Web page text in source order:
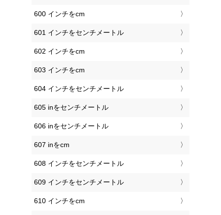
600 インチをcm
601 インチをセンチメートル
602 インチをcm
603 インチをcm
604 インチをセンチメートル
605 inをセンチメートル
606 inをセンチメートル
607 inをcm
608 インチをセンチメートル
609 インチをセンチメートル
610 インチをcm